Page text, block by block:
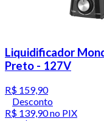
Liquidificador
Preto - 127V
R$ 159,90
Desconto
R$ 139,90no PIX